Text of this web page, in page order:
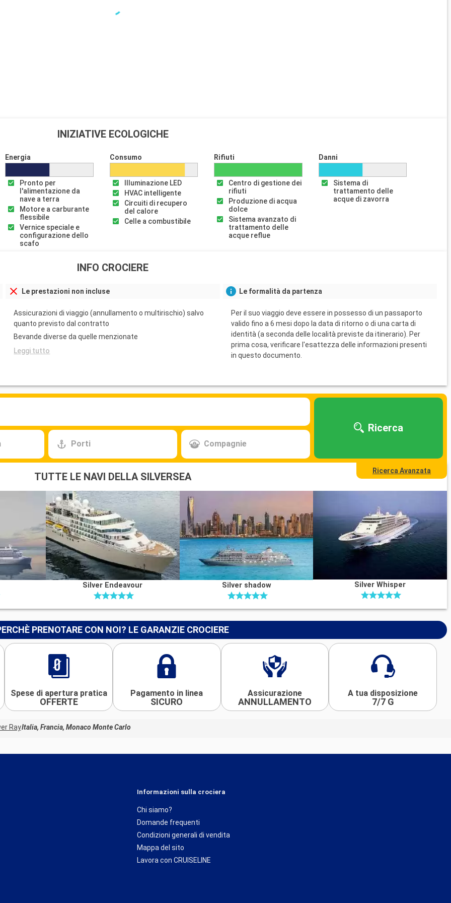
Partenza
18:30
a Portofino,
questo
naturale.
per godere
La
e
che
merita una
gita in barca
Partenza
Il suo
vicoli, offre
la base
di arte
tra cui
con le
della Costa
e
mare, il porto
al cambio
il
vista sul
Eze, un
a
vita in
a
INIZIATIVE ECOLOGICHE
Energia
Pronto per
l'alimentazione da
nave a terra
Motore a carburante
flessibile
Vernice speciale e
configurazione dello
scafo
Consumo
Illuminazione LED
HVAC intelligente
Circuiti di recupero
del calore
Celle a combustibile
Rifiuti
Centro di gestione dei
rifiuti
Produzione di acqua
dolce
Sistema avanzato di
trattamento delle
acque reflue
Danni
Sistema di
trattamento delle
acque di zavorra
INFO CROCIERE
Le prestazioni non incluse
Assicurazioni di viaggio (annullamento o multirischio) salvo
quanto previsto dal contratto
Bevande diverse da quelle menzionate
Leggi tutto
Le formalità da partenza
Per il suo viaggio deve essere in possesso di un passaporto
valido fino a 6 mesi dopo la data di ritorno o di una carta di
identità (a seconda delle località previste da itinerario). Per
prima cosa, verificare l'esattezza delle informazioni presenti
in questo documento.
Porti Compagnie
Ricerca
Ricerca Avanzata
TUTTE LE NAVI DELLA SILVERSEA
Silver Endeavour Silver shadow Silver Whisper
PRENOTARE CON NOI? LE GARANZIE CROCIERE
Spese di apertura pratica
OFFERTE
Pagamento in linea
SICURO
Assicurazione
ANNULLAMENTO
A tua disposizione
7/7 G
RayItalia, Francia, Monaco Monte Carlo
Informazioni sulla crociera
Chi siamo?
Domande frequenti
Condizioni generali di vendita
Mappa del sito
Lavora con CRUISELINE